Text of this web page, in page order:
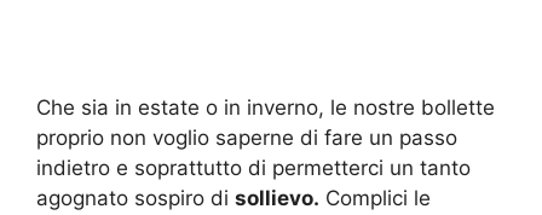
Che sia in estate o in inverno, le nostre bollette
proprio non voglio saperne di fare un passo
indietro e soprattutto di permetterci un tanto
agognato sospiro di sollievo. Complici le